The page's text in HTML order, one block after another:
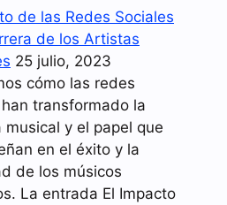
de las Redes Sociales
de los Artistas
25 julio, 2023
cómo las redes
transformado la
musical y el papel que
en el éxito y la
de los músicos
La entrada El Impacto